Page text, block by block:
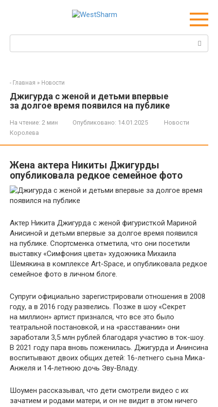
- Главная » Новости
Джигурда с женой и детьми впервые
за долгое время появился на публике
На чтение: 2 мин Опубликовано: 14.01.2025
Новости
Королева
Жена актера Никиты Джигурды
опубликовала редкое семейное фото
Актер Никита Джигурда с женой фигуристкой Мариной
Анисиной и детьми впервые за долгое время появился
на публике. Спортсменка отметила, что они посетили
выставку «Симфония цвета» художника Михаила
Шемякина в комплексе Art-Space, и опубликовала редкое
семейное фото в личном блоге.
Супруги официально зарегистрировали отношения в 2008
году, а в 2016 году развелись. Позже в шоу «Секрет
на миллион» артист признался, что все это было
театральной постановкой, и на «расставании» они
заработали 3,5 млн рублей благодаря участию в ток-шоу.
В 2021 году пара вновь поженилась. Джигурда и Анинсина
воспитывают двоих общих детей: 16-летнего сына Мика-
Анжеля и 14-летнюю дочь Эву-Владу.
Шоумен рассказывал, что дети смотрели видео с их
зачатием и родами матери, и он не видит в этом ничего